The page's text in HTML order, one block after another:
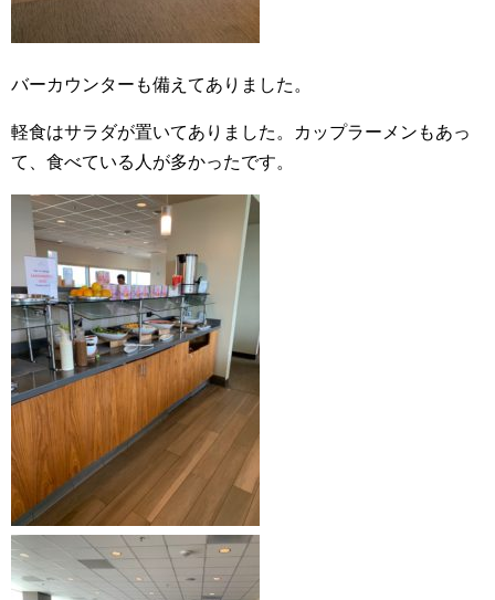
バーカウンターも備えてありました。
軽食はサラダが置いてありました。カップラーメンもあっ
て、食べている人が多かったです。